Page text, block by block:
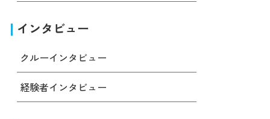
インタビュー
クルーインタビュー
経験者インタビュー